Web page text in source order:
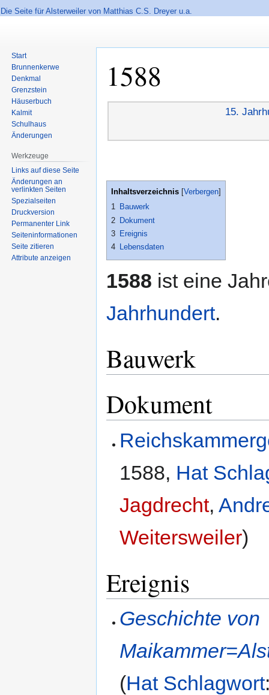
Die Seite für Alsterweiler von Matthias C.S. Dreyer u.a.
1588
15.
Inhaltsverzeichnis
1 Bauwerk
2 Dokument
3 Ereignis
4 Lebensdaten
1588 ist eine
Jahrhundert.
Bauwerk
Dokument
1588, Hat
Jagdrecht,
Weitersweiler)
Ereignis
Geschichte von
(Hat Schlagwort
Start
Brunnenkerwe
Denkmal
Grenzstein
Häuserbuch
Kalmit
Schulhaus
Änderungen
Werkzeuge
Links auf diese Seite
Änderungen an
verlinkten Seiten
Spezialseiten
Druckversion
Permanenter Link
Seiten­informationen
Seite zitieren
Attribute anzeigen